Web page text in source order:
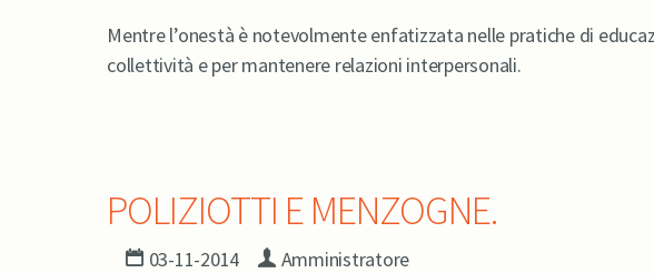
Mentre l’onestà è notevolmente enfatizzata nelle pratiche di
collettività e per mantenere relazioni interpersonali.
POLIZIOTTI E MENZOGNE.
03-11-2014 Amministratore